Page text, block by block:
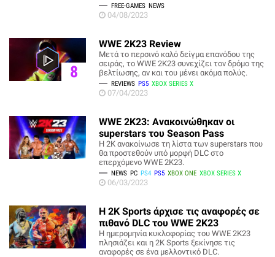
FREE-GAMES NEWS
04/08/2023
8
WWE 2K23 Review
Μετά το περσινό καλό δείγμα επανόδου της
σειράς, το WWE 2K23 συνεχίζει τον δρόμο της
βελτίωσης, αν και του μένει ακόμα πολύς.
REVIEWS PS5 XBOX SERIES X
07/04/2023
WWE 2K23: Ανακοινώθηκαν οι
superstars του Season Pass
Η 2K ανακοίνωσε τη λίστα των superstars που
θα προστεθούν υπό μορφή DLC στο
επερχόμενο WWE 2K23.
NEWS PC PS4 PS5 XBOX ONE XBOX SERIES X
06/03/2023
Η 2K Sports άρχισε τις αναφορές σε
πιθανό DLC του WWE 2K23
H ημερομηνία κυκλοφορίας του WWE 2K23
πλησιάζει και η 2K Sports ξεκίνησε τις
αναφορές σε ένα μελλοντικό DLC.